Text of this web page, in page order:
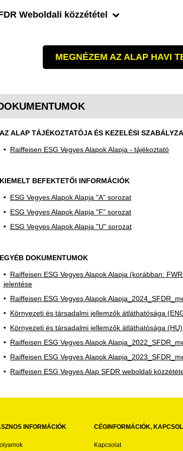
Weboldali közzététel
MEGNÉZEM AZ ALAP HAVI
AZ ALAP TÁJÉKOZTATÓJA ÉS KEZELÉSI
Raiffeisen ESG Vegyes Alapok Alapja - tájékoztató
KIEMELT BEFEKTETŐI INFORMÁCIÓK
ESG Vegyes Alapok Alapja "A" sorozat
ESG Vegyes Alapok Alapja "F" sorozat
ESG Vegyes Alapok Alapja "U" sorozat
EGYÉB DOKUMENTUMOK
Raiffeisen ESG Vegyes Alapok Alapja (korábban:
jelentése
Raiffeisen ESG Vegyes Alapok
Környezeti és társadalmi jellemzők átláthatósága
Környezeti és társadalmi jellemzők átláthatósága (HU)
Raiffeisen ESG Vegyes Alapok
Raiffeisen ESG Vegyes Alapok
Raiffeisen ESG Vegyes Alap SFDR weboldali
INFORMÁCIÓK CÉGINFORMÁCIÓK,
Kapcsolat